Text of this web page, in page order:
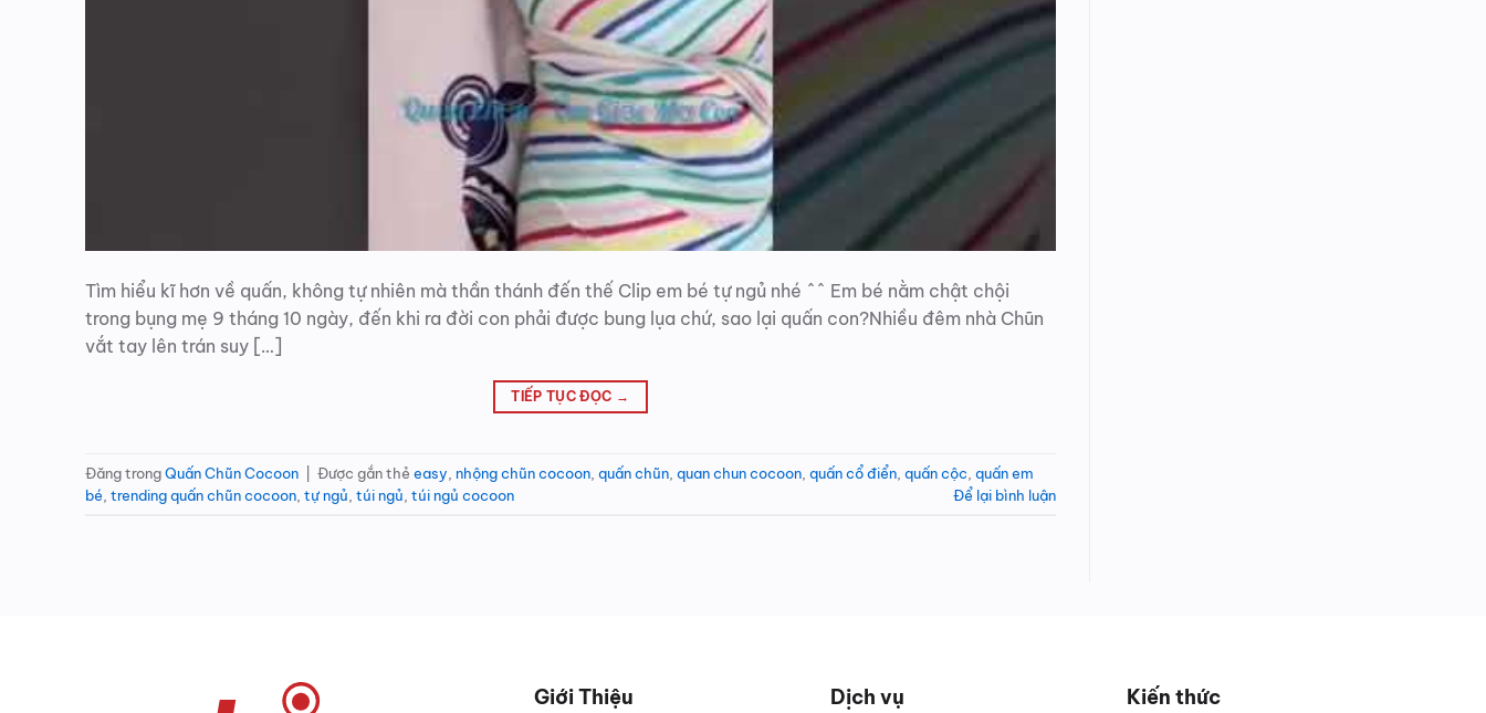
Tìm hiểu kĩ hơn về quấn, không tự nhiên mà thần thánh đến thế Clip em bé tự ngủ nhé ^^ Em bé nằm chật chội
trong bụng mẹ 9 tháng 10 ngày, đến khi ra đời con phải được bung lụa chứ, sao lại quấn con?Nhiều đêm nhà Chũn
vắt tay lên trán suy […]
TIẾP TỤC ĐỌC →
Đăng trongQuấn Chũn Cocoon Được gắn thẻ easy nhộng chũn cocoon quấn chũn quan chun cocoon quấn cổ điển quấn cộc quấn em
bé trending quấn chũn cocoon tự ngủ túi ngủ túi ngủ cocoon Để lại bình luận
Giới Thiệu Dịch vụ Kiến thức